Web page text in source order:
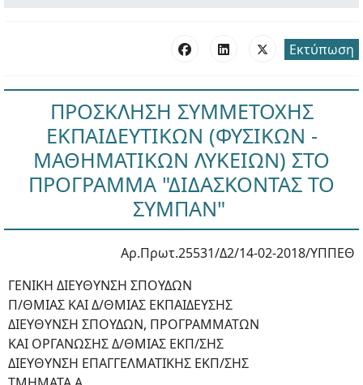
Εκτύπωση
ΠΡΟΣΚΛΗΣΗ ΣΥΜΜΕΤΟΧΗΣ
ΕΚΠΑΙΔΕΥΤΙΚΩΝ (ΦΥΣΙΚΩΝ -
ΜΑΘΗΜΑΤΙΚΩΝ ΛΥΚΕΙΩΝ) ΣΤΟ
ΠΡΟΓΡΑΜΜΑ "ΔΙΔΑΣΚΟΝΤΑΣ ΤΟ
ΣΥΜΠΑΝ"
Αρ.Πρωτ.25531/Δ2/14-02-2018/ΥΠΠΕΘ
ΓΕΝΙΚΗ ΔΙΕΥΘΥΝΣΗ ΣΠΟΥΔΩΝ
Π/ΘΜΙΑΣ ΚΑΙ Δ/ΘΜΙΑΣ ΕΚΠΑΙΔΕΥΣΗΣ
ΔΙΕΥΘΥΝΣΗ ΣΠΟΥΔΩΝ, ΠΡΟΓΡΑΜΜΑΤΩΝ
ΚΑΙ ΟΡΓΑΝΩΣΗΣ Δ/ΘΜΙΑΣ ΕΚΠ/ΣΗΣ
ΔΙΕΥΘΥΝΣΗ ΕΠΑΓΓΕΛΜΑΤΙΚΗΣ ΕΚΠ/ΣΗΣ